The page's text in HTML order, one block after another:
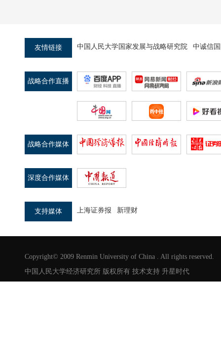
友情链接 中国人民大学国家发展与战略研究院 中诚信
战略合作直播
战略合作媒体
深度合作媒体
支持媒体 上海证券报 新理财
Copyright© 2009 Renmin University of China . All rights reserved.
中国人民大学经济研究所 版权所有 技术支持 升星时代